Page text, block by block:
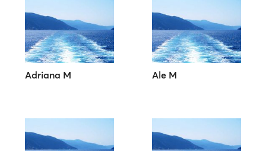
Adriana M Ale M